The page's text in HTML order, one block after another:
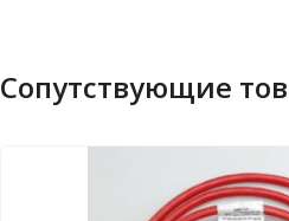
Сопутствующие